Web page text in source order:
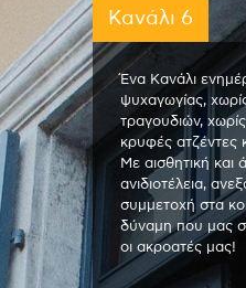
Κανάλι 6
Ένα Κανάλι
ψυχαγωγίας,
τραγουδιών,
κρυφές ατζέντες
Με αισθητική και
ανιδιοτέλεια,
συμμετοχή στα
δύναμη που μας
οι ακροατές μας!